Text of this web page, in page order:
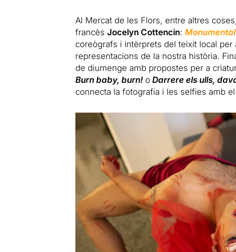
Al Mercat de les Flors, entre altres
francès Jocelyn Cottencin: Monumental
coreògrafs i intèrprets del teixit local per
representacions de la nostra història.
de diumenge amb propostes per a
Burn baby, burn! o Darrere els ulls,
connecta la fotografia i les selfies amb